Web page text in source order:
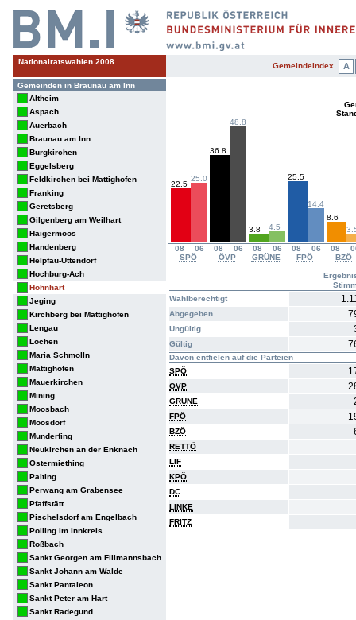
Nationalratswahlen 2008 Gemeindeindex A
Gemeinden in Braunau am Inn
Altheim
Aspach
Auerbach
Braunau am Inn
Burgkirchen
Eggelsberg
Feldkirchen bei Mattighofen
Franking
Geretsberg
Gilgenberg am Weilhart
Haigermoos
Handenberg
Helpfau-Uttendorf
Hochburg-Ach
Höhnhart
Jeging
Kirchberg bei Mattighofen
Lengau
Lochen
Maria Schmolln
Mattighofen
Mauerkirchen
Mining
Moosbach
Moosdorf
Munderfing
Neukirchen an der Enknach
Ostermiething
Palting
Perwang am Grabensee
Pfaffstätt
Pischelsdorf am Engelbach
Polling im Innkreis
Roßbach
Sankt Georgen am Fillmannsbach
Sankt Johann am Walde
Sankt Pantaleon
Sankt Peter am Hart
Sankt Radegund
08 06 08 06 08 06 08 06 08
SPÖ
ÖVP GRÜNE FPÖ BZÖ
22.5
25.0
36.8
48.8
3.8 4.5
25.5
14.4
8.6
Wahlberechtigt
Abgegeben
Ungültig
Gültig
Davon entfielen auf die Parteien
SPÖ
ÖVP
GRÜNE
FPÖ
BZÖ
RETTÖ
LIF
KPÖ
DC
LINKE
FRITZ